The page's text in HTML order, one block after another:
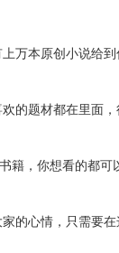
万本原创小说给
的题材都在里面
籍，你想看的都
的心情，只需要